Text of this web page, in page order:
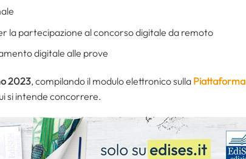
la partecipazione al concorso digitale da remoto
digitale alle prove
2023, compilando il modulo elettronico sulla Piattaforma
si intende concorrere.